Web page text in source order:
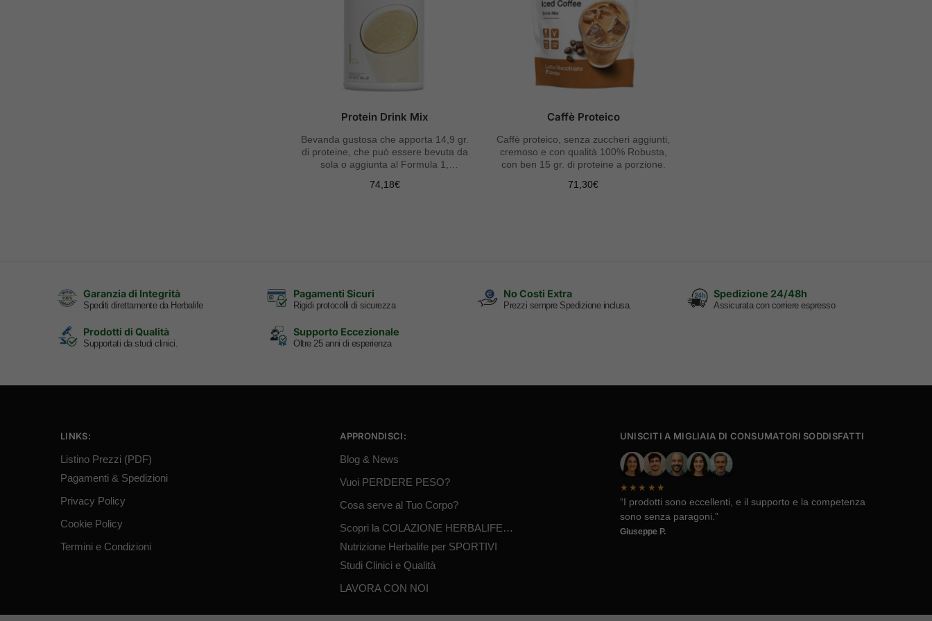
Protein Drink Mix
Bevanda gustosa che apporta 14,9 gr.
di proteine, che può essere bevuta da
sola o aggiunta al Formula 1,
74,18€
Caffè Proteico
Caffè proteico, senza zuccheri aggiunti,
cremoso e con qualità 100% Robusta,
con ben 15 gr. di proteine a porzione.
71,30€
Garanzia di Integrità
Spediti direttamente da Herbalife
Pagamenti Sicuri
Rigidi protocolli di sicurezza
No Costi Extra
Prezzi sempre Spedizione inclusa.
Spedizione 24/48h
Assicurata con corriere espresso
Prodotti di Qualità
Supportati da studi clinici.
Supporto Eccezionale
Oltre 25 anni di esperienza
LINKS:
Listino Prezzi (PDF)
Pagamenti & Spedizioni
Privacy Policy
Cookie Policy
Termini e Condizioni
APPRONDISCI:
Blog & News
Vuoi PERDERE PESO?
Cosa serve al Tuo Corpo?
Scopri la COLAZIONE HERBALIFE…
Nutrizione Herbalife per SPORTIVI
Studi Clinici e Qualità
LAVORA CON NOI
UNISCITI A MIGLIAIA DI CONSUMATORI SODDISFATTI
★★★★★
“I prodotti sono eccellenti, e il supporto e la competenza
sono senza paragoni.”
Giuseppe P.